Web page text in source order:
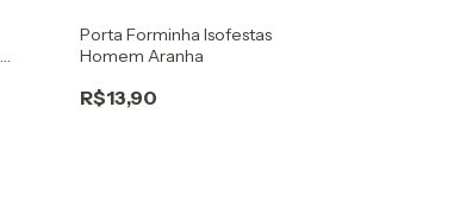
Porta Forminha Isofestas
Homem Aranha
R$13,90